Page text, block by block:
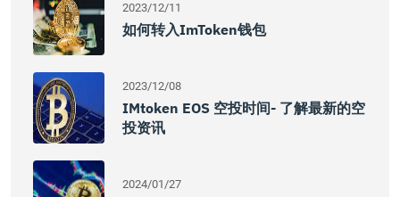
2023/12/11
如何转入imToken钱包
2023/12/08
IMtoken EOS 空投时间- 了解最新的空
投资讯
2024/01/27